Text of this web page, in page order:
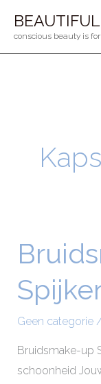
naarconscious beauty is
Geen categorie
Bruidsmake-up
schoonheid
Bruidsmake-
up
in
Spijkenisse